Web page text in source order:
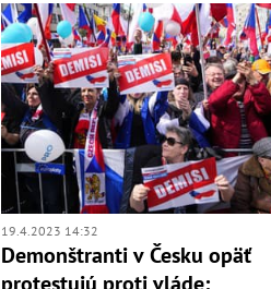
19.4.2023 14:32
Demonštranti v Česku opäť
protestujú proti vláde: